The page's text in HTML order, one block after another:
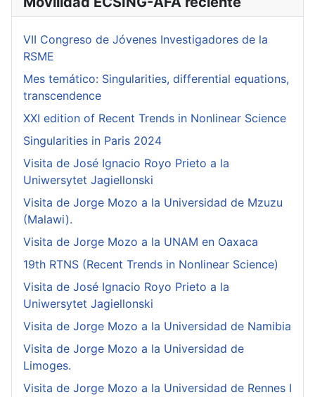
VII Congreso de Jóvenes Investigadores de la
RSME
Mes temático: Singularities, differential equations,
transcendence
XXI edition of Recent Trends in Nonlinear Science
Singularities in Paris 2024
Visita de José Ignacio Royo Prieto a la
Uniwersytet Jagiellonski
Visita de Jorge Mozo a la Universidad de Mzuzu
(Malawi).
Visita de Jorge Mozo a la UNAM en Oaxaca
19th RTNS (Recent Trends in Nonlinear Science)
Visita de José Ignacio Royo Prieto a la
Uniwersytet Jagiellonski
Visita de Jorge Mozo a la Universidad de Namibia
Visita de Jorge Mozo a la Universidad de
Limoges.
Visita de Jorge Mozo a la Universidad de Rennes I